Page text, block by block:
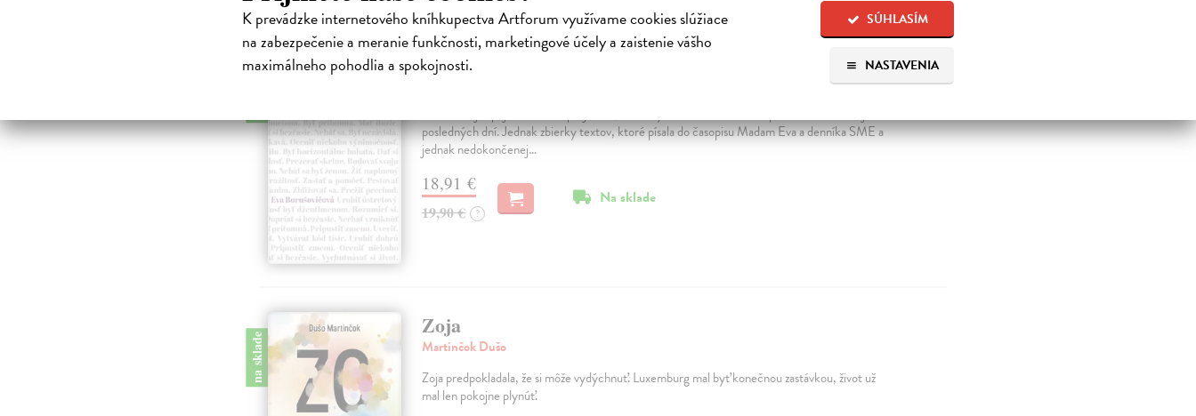
K prevádzke internetového kníhkupectva Artforum využívame cookies slúžiace
na zabezpečenie a meranie funkčnosti, marketingové účely a zaistenie vášho
maximálneho pohodlia a spokojnosti.
SÚHLASÍM
NASTAVENIA
Plechové nebo
posledných dní. Jednak zbierky textov, ktoré písala do časopisu Madam Eva a denníka SME a
jednak nedokončenej…
18,91 €
19,90 € ?
Na sklade
na sklade
Zoja
Martinčok Dušo
Zoja predpokladala, že si môže vydýchnuť. Luxemburg mal byť konečnou zastávkou, život už
mal len pokojne plynúť.